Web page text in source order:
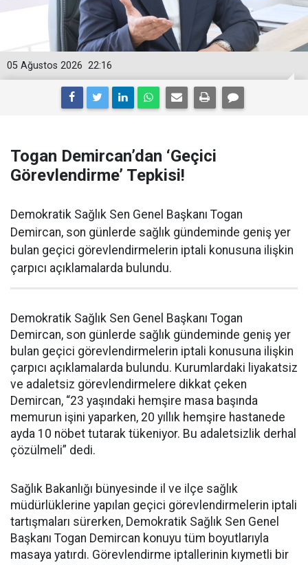
22:16
05 Ağustos 2026
Togan Demircan’dan ‘Geçici
Görevlendirme’ Tepkisi!
Demokratik Sağlık Sen Genel Başkanı Togan
Demircan, son günlerde sağlık gündeminde geniş yer
bulan geçici görevlendirmelerin iptali konusuna ilişkin
çarpıcı açıklamalarda bulundu.
Demokratik Sağlık Sen Genel Başkanı Togan
Demircan, son günlerde sağlık gündeminde geniş yer
bulan geçici görevlendirmelerin iptali konusuna ilişkin
çarpıcı açıklamalarda bulundu. Kurumlardaki liyakatsiz
ve adaletsiz görevlendirmelere dikkat çeken
Demircan, “23 yaşındaki hemşire masa başında
memurun işini yaparken, 20 yıllık hemşire hastanede
ayda 10 nöbet tutarak tükeniyor. Bu adaletsizlik derhal
çözülmeli” dedi.
Sağlık Bakanlığı bünyesinde il ve ilçe sağlık
müdürlüklerine yapılan geçici görevlendirmelerin iptali
tartışmaları sürerken, Demokratik Sağlık Sen Genel
Başkanı Togan Demircan konuyu tüm boyutlarıyla
masaya yatırdı. Görevlendirme iptallerinin kıymetli bir